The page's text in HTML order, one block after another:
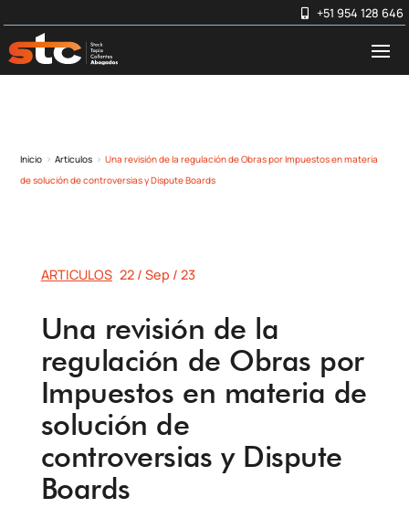
+51 954 128 646
Inicio 5 Articulos 5 Una revisión de la regulación de Obras por Impuestos en materia
de solución de controversias y Dispute Boards
ARTICULOS 22 / Sep / 23
Una revisión de la
regulación de Obras por
Impuestos en materia de
solución de
controversias y Dispute
Boards